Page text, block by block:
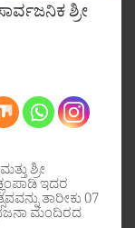
ಶ್ರೀ
ಶ್ರೀ
ಇದರ
ತಾರೀಕು 07
ಭಜನಾ ಮಂದಿರದ